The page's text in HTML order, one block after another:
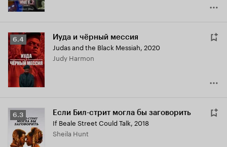
Рейтинг
Кинопоиска
6.4
6.4 Иуда и чёрный мессия
Judas and the Black Messiah, 2020
Judy Harmon
Рейтинг
Кинопоиска
6.3
6.3 Если Бил-стрит могла бы заговорить
If Beale Street Could Talk, 2018
Sheila Hunt